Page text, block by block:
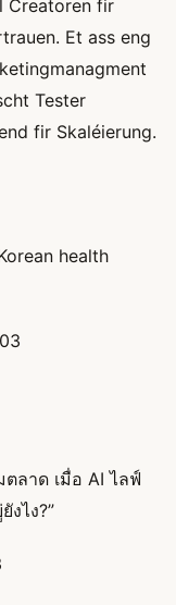
Creatoren fir
Et ass eng
Tester
fir Skaléierung.
health
ลาด เมื่อ AI ไลฟ์
งไง?”